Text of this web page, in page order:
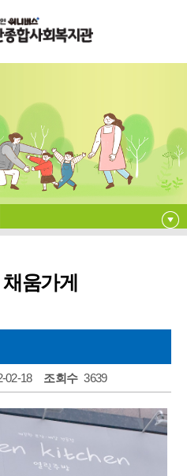
후원신청
자원봉사안내
자원봉사신청
움가게
02-18 조회수 3639